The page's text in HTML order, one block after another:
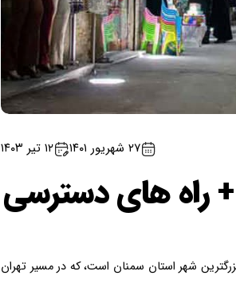
۲۷ شهریور ۱۴۰۱ ۱۲ تیر ۱۴۰۳
+ راه های دسترسی
شهر استان سمنان است، که در مسیر تهران